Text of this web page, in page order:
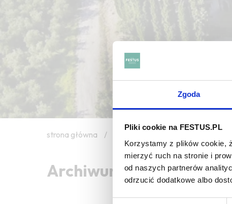
Zgoda
Pliki cookie na FESTUS.PL
Korzystamy z plików cookie,
mierzyć ruch na stronie i
od naszych partnerów
odrzucić dodatkowe albo
strona główna /
Archiwum wpisów tagu: